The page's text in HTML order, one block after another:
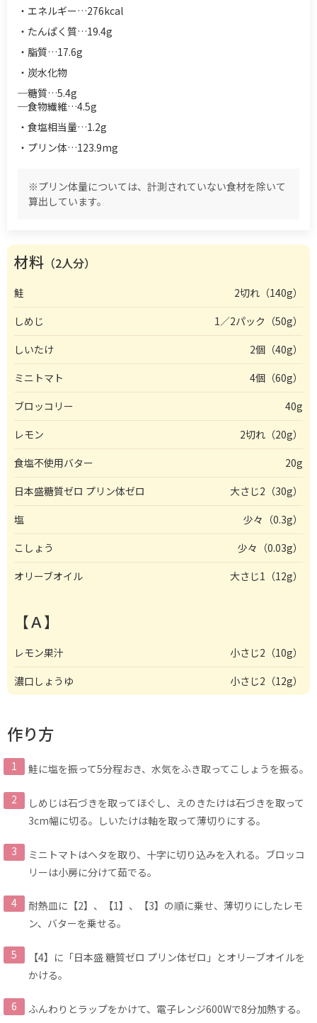
・エネルギー…276kcal
・たんぱく質…19.4g
・脂質…17.6g
・炭水化物
─糖質…5.4g
─食物繊維…4.5g
・食塩相当量…1.2g
・プリン体…123.9mg
※プリン体量については、計測されていない食材を除いて
算出しています。
材料 （2人分）
鮭
2切れ（140g）
しめじ
1／2パック（50g）
しいたけ
2個（40g）
ミニトマト
4個（60g）
ブロッコリー
40g
レモン
2切れ（20g）
食塩不使用バター
20g
日本盛糖質ゼロ プリン体ゼロ
大さじ2（30g）
塩
少々（0.3g）
こしょう
少々（0.03g）
オリーブオイル
大さじ1（12g）
【Ａ】
レモン果汁
小さじ2（10g）
濃口しょうゆ
小さじ2（12g）
作り方
鮭に塩を振って5分程おき、水気をふき取ってこしょうを振る。
しめじは石づきを取ってほぐし、えのきたけは石づきを取って
3cm幅に切る。しいたけは軸を取って薄切りにする。
ミニトマトはヘタを取り、十字に切り込みを入れる。ブロッコ
リーは小房に分けて茹でる。
耐熱皿に【2】、【1】、【3】の順に乗せ、薄切りにしたレモ
ン、バターを乗せる。
【4】に「日本盛 糖質ゼロ プリン体ゼロ」とオリーブオイルを
かける。
ふんわりとラップをかけて、電子レンジ600Wで8分加熱する。